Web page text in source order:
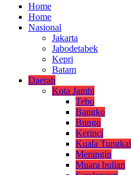
Home
Home
Nasional
Jakarta
Jabodetabek
Kepri
Batam
Daerah
Kota Jambi
Tebo
Bangko
Bungo
Kerinci
Kuala Tungkal
Merangin
Muara bulian